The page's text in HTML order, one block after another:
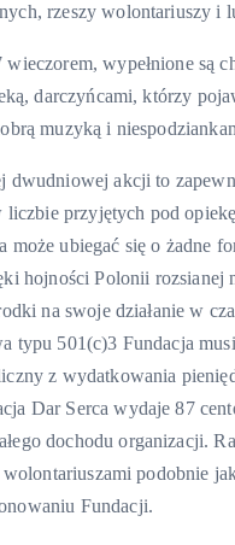
rzeszy wolontariuszy i
wypełnione są
darczyńcami, którzy
muzyką i
dwudniowej akcji to
przyjętych pod
może ubiegać się o żadne
hojności Polonii rozsianej
na swoje działanie w
typu 501(c)3 Fundacja
z wydatkowania
Dar Serca wydaje 87
dochodu organizacji.
wolontariuszami podobnie
Fundacji.